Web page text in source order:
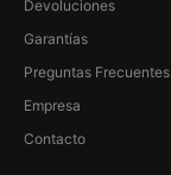
Devoluciones
Garantías
Preguntas Frecuentes
Empresa
Contacto